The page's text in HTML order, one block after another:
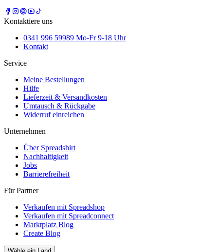
Kontaktiere uns
0341 996 59989 Mo-Fr 9-18 Uhr
Kontakt
Service
Meine Bestellungen
Hilfe
Lieferzeit & Versandkosten
Umtausch & Rückgabe
Widerruf einreichen
Unternehmen
Über Spreadshirt
Nachhaltigkeit
Jobs
Barrierefreiheit
Für Partner
Verkaufen mit Spreadshop
Verkaufen mit Spreadconnect
Marktplatz Blog
Create Blog